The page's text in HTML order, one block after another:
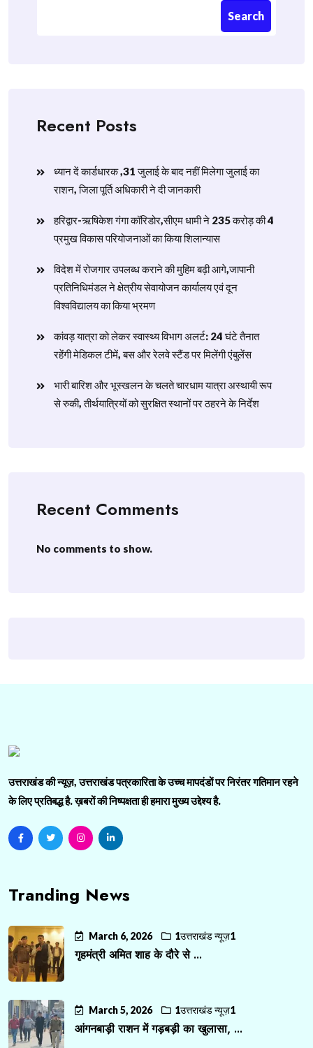
Search
Recent Posts
ध्यान दें कार्डधारक ,31 जुलाई के बाद नहीं मिलेगा जुलाई का
राशन, जिला पूर्ति अधिकारी ने दी जानकारी
हरिद्वार-ऋषिकेश गंगा कॉरिडोर,सीएम धामी ने 235 करोड़ की 4
प्रमुख विकास परियोजनाओं का किया शिलान्यास
विदेश में रोजगार उपलब्ध कराने की मुहिम बढ़ी आगे,जापानी
प्रतिनिधिमंडल ने क्षेत्रीय सेवायोजन कार्यालय एवं दून
विश्वविद्यालय का किया भ्रमण
​कांवड़ यात्रा को लेकर स्वास्थ्य विभाग अलर्ट: 24 घंटे तैनात
रहेंगी मेडिकल टीमें, बस और रेलवे स्टैंड पर मिलेंगी एंबुलेंस
​भारी बारिश और भूस्खलन के चलते चारधाम यात्रा अस्थायी रूप
से रुकी, तीर्थयात्रियों को सुरक्षित स्थानों पर ठहरने के निर्देश
Recent Comments
No comments to show.
उत्तराखंड की न्यूज़, उत्तराखंड पत्रकारिता के उच्च मापदंडों पर निरंतर गतिमान रहने
के लिए प्रतिबद्ध है. ख़बरों की निष्पक्षता ही हमारा मुख्य उद्देश्य है.
Tranding News
March 6, 2026 1उत्तराखंड न्यूज़1
गृहमंत्री अमित शाह के दौरे से ...
March 5, 2026 1उत्तराखंड न्यूज़1
आंगनबाड़ी राशन में गड़बड़ी का खुलासा, ...